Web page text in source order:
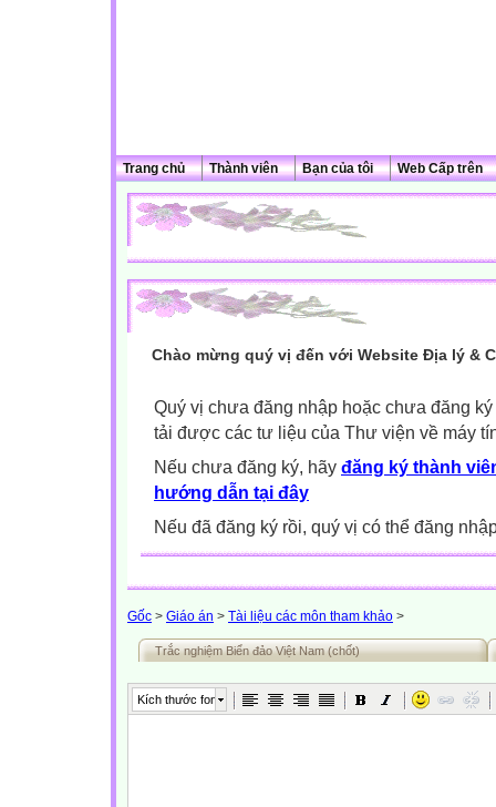
Trang chủ Thành viên Bạn của tôi Web Cấp trên
Chào mừng quý vị đến với Website Địa lý &
Quý vị chưa đăng nhập hoặc chưa đăng
tải được các tư liệu của Thư viện về máy
Nếu chưa đăng ký, hãy đăng ký thành
hướng dẫn tại đây
Nếu đã đăng ký rồi, quý vị có thể đăng
Gốc > Giáo án > Tài liệu các môn tham khảo >
Trắc nghiệm Biển đảo Việt Nam (chốt)
Kích thước font